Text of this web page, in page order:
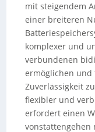
mit steigendem
einer breiteren
komplexer und
verbundenen
ermöglichen
Zuverlässigkeit
flexibler und
erfordert einen
vonstattengehen